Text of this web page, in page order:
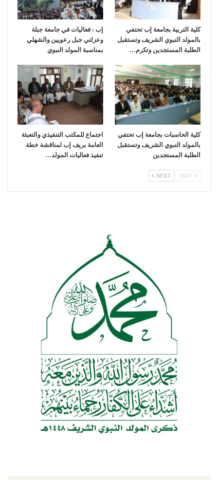
كلية التربية بجامعة إب تحتفي
بالمولد النبوي الشريف وتستقبل
الطلبة المستجدين وتكرم…
إب : فعاليات في جامعة جبلة
وعزلتي جبل رعويين والشهلي
بمناسبة المولد النبوي
كلية الحاسبات بجامعة إب تحتفي
بالمولد النبوي الشريف وتستقبل
الطلبة المستجدين
اجتماع للمكتب التنفيذي والتعبئة
العامة بريف إب لمناقشة خطة
تنفيذ فعاليات المولد…
NEXT